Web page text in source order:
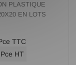
PLASTIQUE
EN LOTS
TTC
HT